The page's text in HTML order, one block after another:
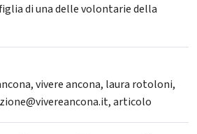
di una delle volontarie della
,vivere ancona, laura rotoloni,
,articolo